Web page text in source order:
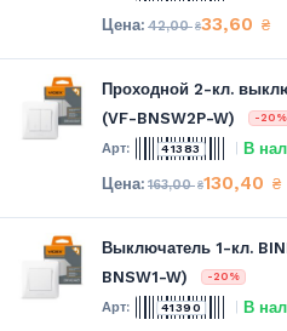
42,00₴33,60 ₴
Проходной 2-кл.
(VF-BNSW2P-W)
-20%
41383 В
163,00₴130,40 ₴
Выключатель 1-кл.
BNSW1-W)
-20%
41390 В